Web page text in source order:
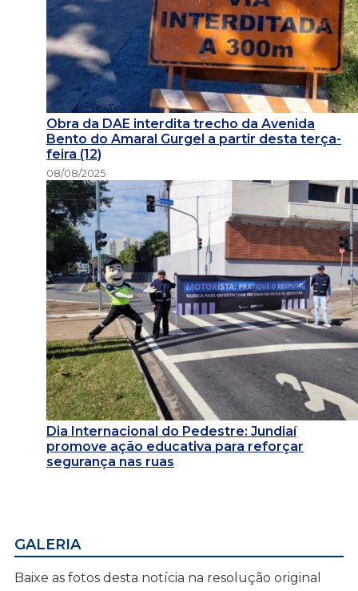
Obra da DAE interdita trecho da Avenida
Bento do Amaral Gurgel a partir desta terça-
feira (12)
08/08/2025
Dia Internacional do Pedestre: Jundiaí
promove ação educativa para reforçar
segurança nas ruas
GALERIA
Baixe as fotos desta notícia na resolução original